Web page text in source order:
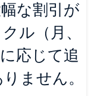
な割引が
ル（月、
応じて追
ません。